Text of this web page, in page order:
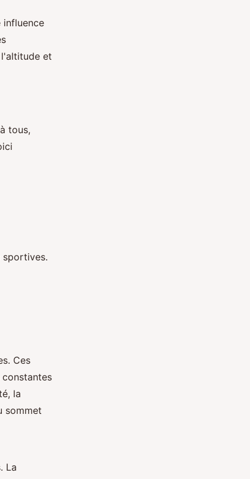
influence
et
tous,
sportives.
Ces
la
sommet
La